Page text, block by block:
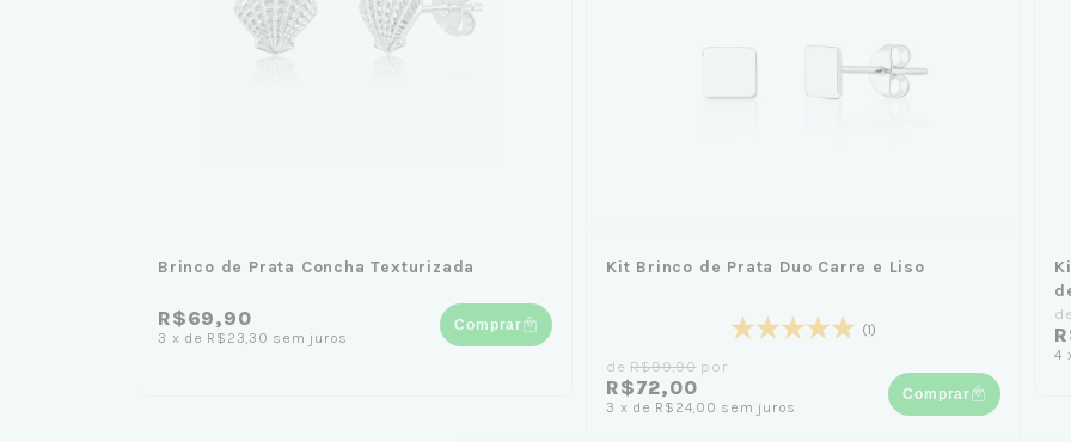
Brinco de Prata Concha Texturizada
R$69,90
3 x de R$23,30 sem juros
Comprar
Kit Brinco de Prata Duo Carre e Liso
(1)
deR$99,90por
R$72,00
3 x de R$24,00 sem juros
Comprar
4